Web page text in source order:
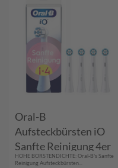
Oral-B
Aufsteckbürsten iO
Sanfte Reinigung 4er
HOHE BORSTENDICHTE: Oral-B's Sanfte
Reinigung Aufsteckbürsten...